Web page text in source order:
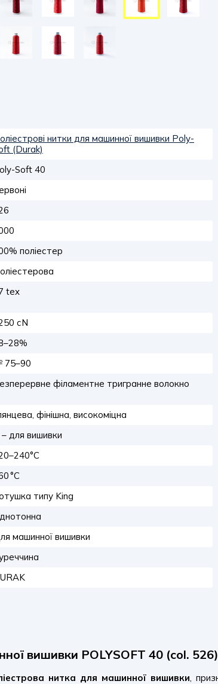
нитки для машинної вишивки Poly-
(Durak)
Soft 40
поліестер
tex
сN
75–90
філаментне тригранне волокно
фінішна, високоміцна
для вишивки
°C
типу King
машинної вишивки
вишивки POLYSOFT 40 (col. 526)
нитка для машинної вишивки,